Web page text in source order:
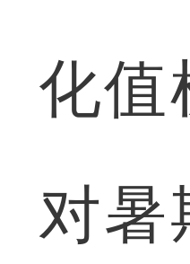
化值
对暑